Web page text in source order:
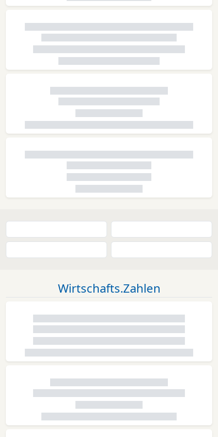
Wirtschafts.Zahlen